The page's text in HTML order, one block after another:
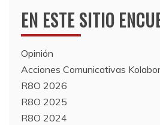
EN ESTE SITIO
Opinión
Acciones Comunicativas
R8O 2026
R8O 2025
R8O 2024